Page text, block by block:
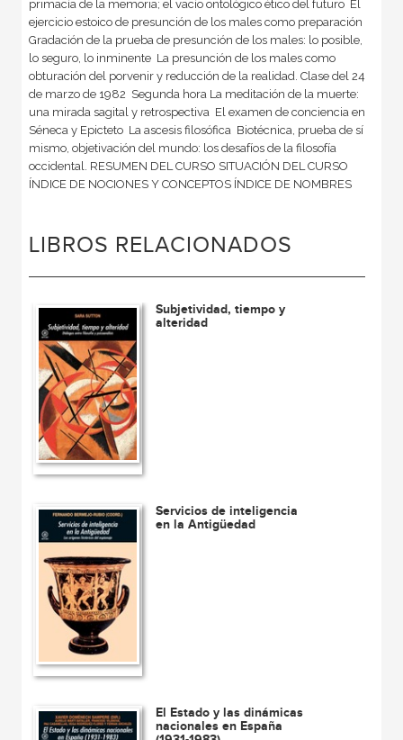
LIBROS RELACIONADOS
Subjetividad, tiempo y
alteridad
Servicios de inteligencia
en la Antigüedad
El Estado y las dinámicas
nacionales en España